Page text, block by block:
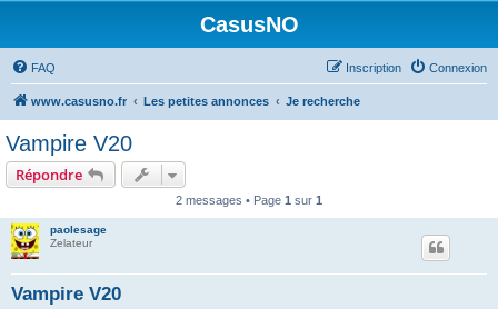
CasusNO
FAQ Connexion
Inscription
www.casusno.fr Les petites annonces Je recherche
Vampire V20
Répondre
2 messages • Page 1 sur 1
paolesage
Zelateur
Vampire V20